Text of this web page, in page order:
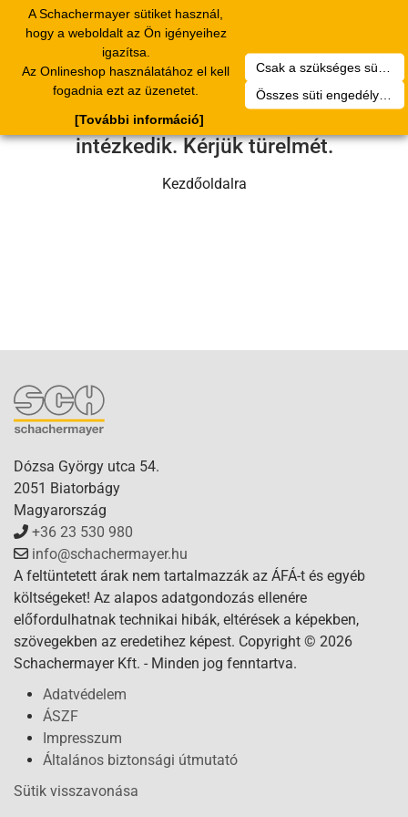
A Schachermayer sütiket használ,
hogy a weboldalt az Ön igényeihez
igazítsa.
Az Onlineshop használatához el kell
fogadnia ezt az üzenetet.
Összes süti engedélyezése
[További információ]
navigation
Sajnos technikai hiba történt.
Szervizcsapatunk hamarosan
intézkedik. Kérjük türelmét.
Kezdőoldalra
Dózsa György utca 54.
2051 Biatorbágy
Magyarország
+36 23 530 980
info@schachermayer.hu
A feltüntetett árak nem tartalmazzák az ÁFÁ-t és egyéb
költségeket! Az alapos adatgondozás ellenére
előfordulhatnak technikai hibák, eltérések a képekben,
szövegekben az eredetihez képest. Copyright © 2026
Schachermayer Kft. - Minden jog fenntartva.
Adatvédelem
ÁSZF
Impresszum
Általános biztonsági útmutató
Sütik visszavonása